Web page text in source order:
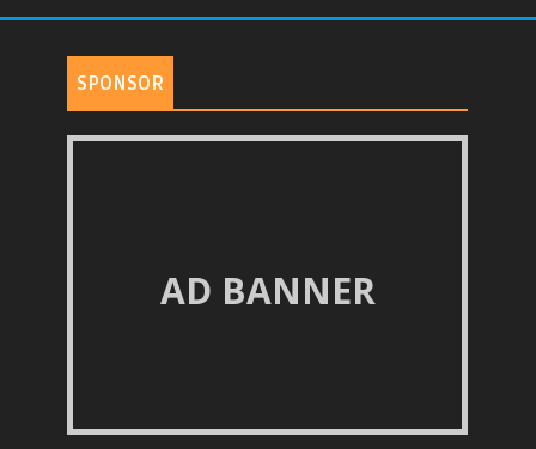
SPONSOR
AD BANNER